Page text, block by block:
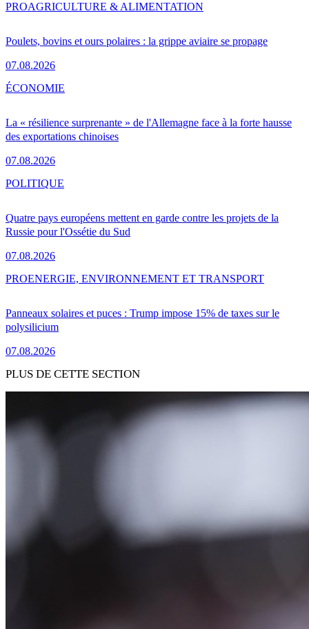
Poulets, bovins et ours polaires : la grippe aviaire se propage
07.08.2026
PROAGRICULTURE & ALIMENTATION
La « résilience surprenante » de l'Allemagne face à la forte hausse
des exportations chinoises
07.08.2026
ÉCONOMIE
Quatre pays européens mettent en garde contre les projets de la
Russie pour l'Ossétie du Sud
07.08.2026
POLITIQUE
Panneaux solaires et puces : Trump impose 15% de taxes sur le
polysilicium
07.08.2026
PROENERGIE, ENVIRONNEMENT ET TRANSPORT
PLUS DE CETTE SECTION